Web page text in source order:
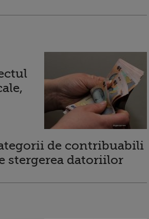
de contribuabili
stergerea datoriilor